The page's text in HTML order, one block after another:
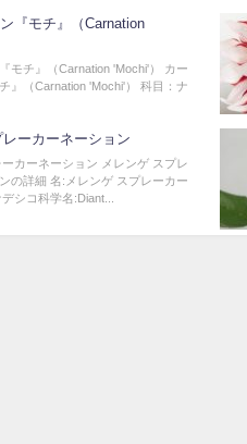
『モチ』（Carnation
モチ』（Carnation 'Mochi'） カー
』（Carnation 'Mochi'） 科目：ナ
レーカーネーション
ーカーネーション メレンゲ スプレ
の詳細 名:メレンゲ スプレーカー
シコ科学名:Diant...